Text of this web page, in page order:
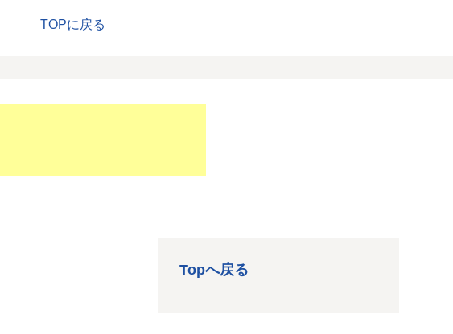
TOPに戻る
Topへ戻る